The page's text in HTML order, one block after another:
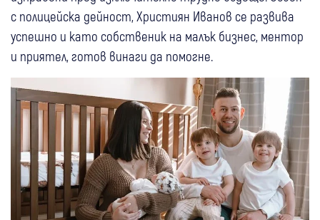
с полицейска дейност, Християн Иванов се развива
успешно и като собственик на малък бизнес, ментор
и приятел, готов винаги да помогне.